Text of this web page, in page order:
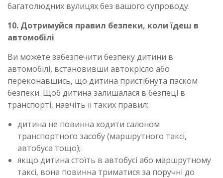
багатолюдних вулицях без вашого супроводу.
10. Дотримуйся правил безпеки, коли їдеш в
автомобілі
Ви можете забезпечити безпеку дитини в
автомобілі, встановивши автокрісло або
переконавшись, що дитина пристібнута паском
безпеки. Щоб дитина залишалася в безпеці в
транспорті, навчіть її таких правил:
дитина не повинна ходити салоном
транспортного засобу (маршрутного таксі,
автобуса тощо);
якщо дитина стоїть в автобусі або маршрутному
таксі, вона повинна триматися за поручні до